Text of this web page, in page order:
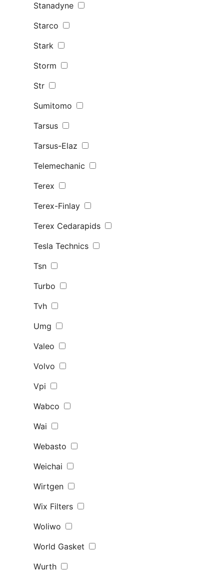
Stanadyne
Starco
Stark
Storm
Str
Sumitomo
Tarsus
Tarsus-Elaz
Telemechanic
Terex
Terex-Finlay
Terex Сedarapids
Tesla Technics
Tsn
Turbo
Tvh
Umg
Valeo
Volvo
Vpi
Wabco
Wai
Webasto
Weichai
Wirtgen
Wix Filters
Woliwo
World Gasket
Wurth